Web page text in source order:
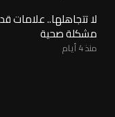
لا تتجاهلها.. علامات
مشكلة صحية
منذ 4 أيام